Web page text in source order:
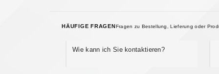
HÄUFIGE FRAGENFragen zu Bestellung, Lieferung oder
Wie kann ich Sie kontaktieren?